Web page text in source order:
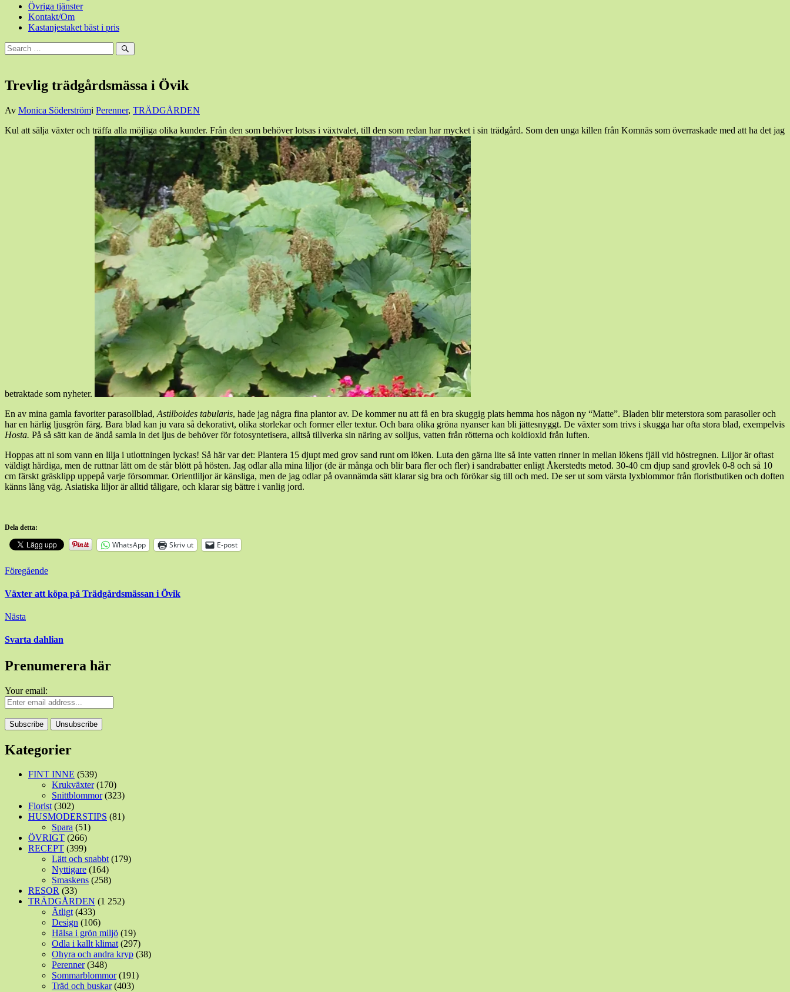
Övriga tjänster
Kontakt/Om
Kastanjestaket bäst i pris
Sök
efter:
Sök
Trevlig trädgårdsmässa i Övik
Den
maj,
Av Monica Söderströmi Perenner, TRÄDGÅRDEN
Kul att sälja växter och träffa alla möjliga olika kunder. Från den som behöver lotsas i växtvalet, till den som redan har mycket i sin trädgård. Som den unga killen från Komnäs som överraskade med att ha det jag
betraktade som nyheter.
En av mina gamla favoriter parasollblad, Astilboides tabularis, hade jag några fina plantor av. De kommer nu att få en bra skuggig plats hemma hos någon ny “Matte”. Bladen blir meterstora som parasoller och
har en härlig ljusgrön färg. Bara blad kan ju vara så dekorativt, olika storlekar och former eller textur. Och bara olika gröna nyanser kan bli jättesnyggt. De växter som trivs i skugga har ofta stora blad, exempelvis
Hosta. På så sätt kan de ändå samla in det ljus de behöver för fotosyntetisera, alltså tillverka sin näring av solljus, vatten från rötterna och koldioxid från luften.
Hoppas att ni som vann en lilja i utlottningen lyckas! Så här var det: Plantera 15 djupt med grov sand runt om löken. Luta den gärna lite så inte vatten rinner in mellan lökens fjäll vid höstregnen. Liljor är oftast
väldigt härdiga, men de ruttnar lätt om de står blött på hösten. Jag odlar alla mina liljor (de är många och blir bara fler och fler) i sandrabatter enligt Åkerstedts metod. 30-40 cm djup sand grovlek 0-8 och så 10
cm färskt gräsklipp uppepå varje försommar. Orientliljor är känsliga, men de jag odlar på ovannämda sätt klarar sig bra och förökar sig till och med. De ser ut som värsta lyxblommor från floristbutiken och doften
känns lång väg. Asiatiska liljor är alltid tåligare, och klarar sig bättre i vanlig jord.
Dela detta:
WhatsApp Skriv ut E-post
Inläggsnavigering
Föregående
Växter att köpa på Trädgårdsmässan i Övik
Nästa
Svarta dahlian
Prenumerera här
Your email:
Kategorier
FINT INNE (539)
Krukväxter(170)
Snittblommor(323)
Florist(302)
HUSMODERSTIPS (81)
Spara (51)
ÖVRIGT (266)
RECEPT (399)
Lätt och snabbt(179)
Nyttigare (164)
Smaskens (258)
RESOR (33)
TRÄDGÅRDEN (1 252)
Ätligt(433)
Design (106)
Hälsa i grön miljö (19)
Odla i kallt klimat(297)
Ohyra och andra kryp (38)
Perenner(348)
Sommarblommor(191)
Träd och buskar(403)